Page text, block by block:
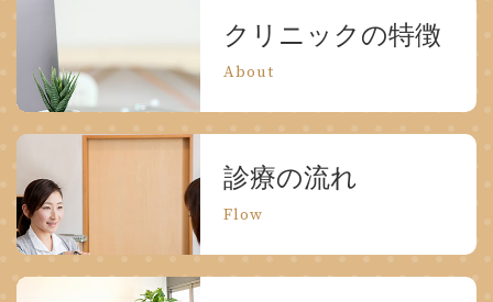
クリニックの特徴
About
診療の流れ
Flow